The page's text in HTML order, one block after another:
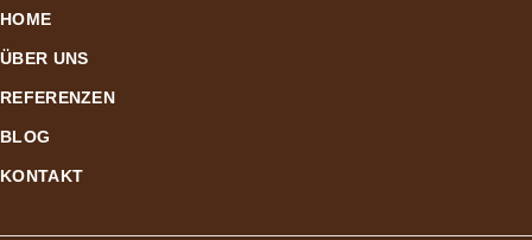
HOME
ÜBER UNS
REFERENZEN
BLOG
KONTAKT